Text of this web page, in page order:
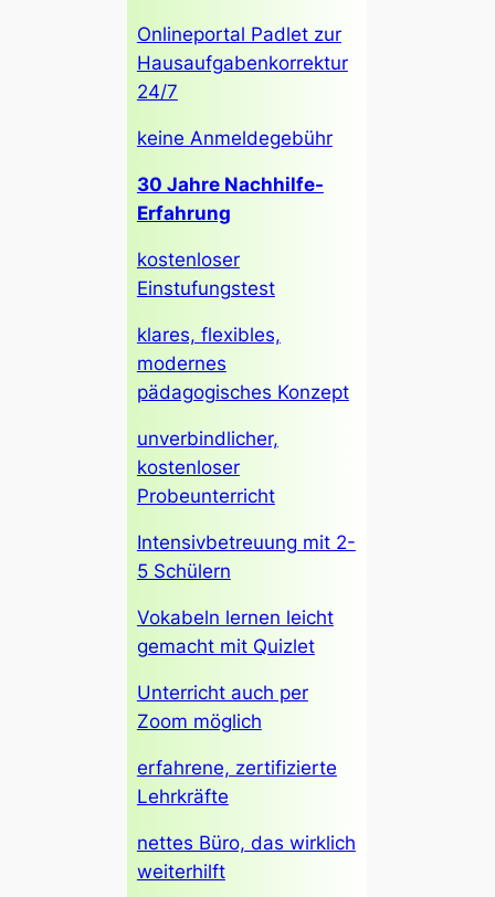
Onlineportal Padlet zur
Hausaufgabenkorrektur
24/7
keine Anmeldegebühr
30 Jahre Nachhilfe-
Erfahrung
kostenloser
Einstufungstest
klares, flexibles,
modernes
pädagogisches Konzept
unverbindlicher,
kostenloser
Probeunterricht
Intensivbetreuung mit 2-
5 Schülern
Vokabeln lernen leicht
gemacht mit Quizlet
Unterricht auch per
Zoom möglich
erfahrene, zertifizierte
Lehrkräfte
nettes Büro, das wirklich
weiterhilft